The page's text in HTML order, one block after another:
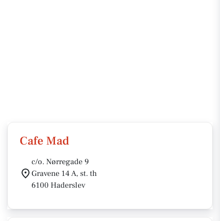
Cafe Mad
c/o. Nørregade 9
Gravene 14 A, st. th
6100 Haderslev